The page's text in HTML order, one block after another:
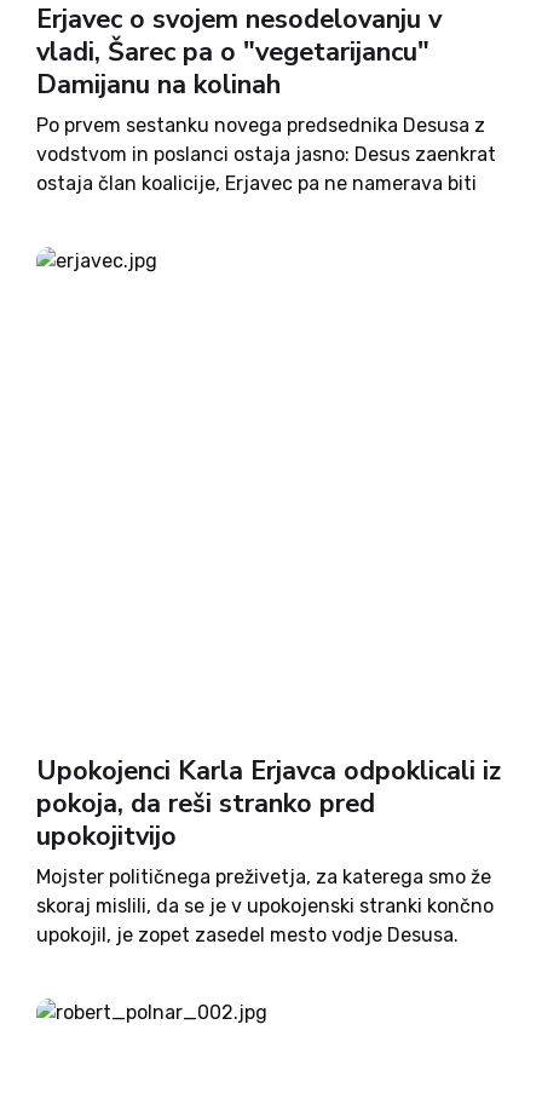
Erjavec o svojem nesodelovanju v
vladi, Šarec pa o "vegetarijancu"
Damijanu na kolinah
Po prvem sestanku novega predsednika Desusa z
vodstvom in poslanci ostaja jasno: Desus zaenkrat
ostaja član koalicije, Erjavec pa ne namerava biti
sestankov. Stanje v državi ni dobro, neprestano
ugibanje pred kamerami pa preseda...
Upokojenci Karla Erjavca odpoklicali iz
pokoja, da reši stranko pred
upokojitvijo
Mojster političnega preživetja, za katerega smo že
skoraj mislili, da se je v upokojenski stranki končno
upokojil, je zopet zasedel mesto vodje Desusa.
koristilo in kakšne posledice bo to imelo za...